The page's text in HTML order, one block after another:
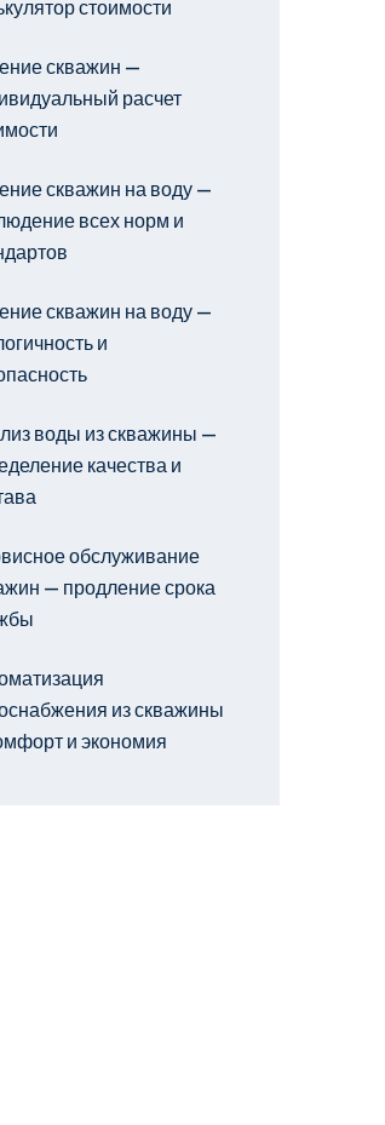
стоимости
скважин —
расчет
скважин на воду —
всех норм и
скважин на воду —
и
воды из скважины —
качества и
обслуживание
— продление срока
из скважины
и экономия